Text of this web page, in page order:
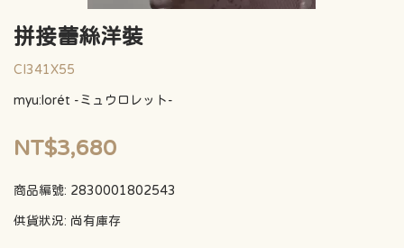
拼接蕾絲洋裝
CI341X55
myu:lorét -ミュウロレット-
NT$3,680
商品編號: 2830001802543
供貨狀況: 尚有庫存